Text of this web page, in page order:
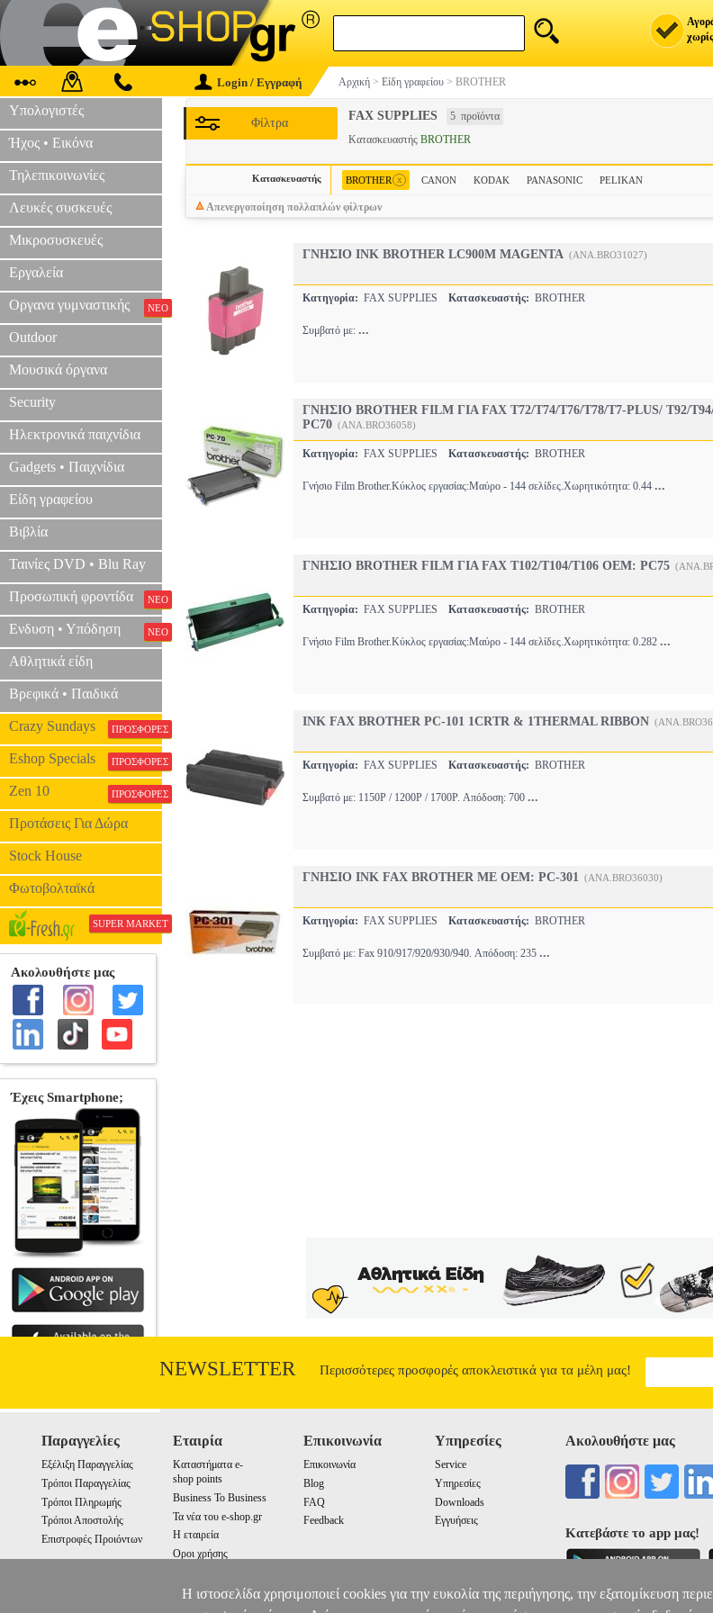
Login / Εγγραφή Αρχική > Είδη γραφείου > BROTHER
Υπολογιστές
Ήχος • Εικόνα
Τηλεπικοινωνίες
Λευκές συσκευές
Μικροσυσκευές
Εργαλεία
Οργανα γυμναστικής ΝΕΟ
Outdoor
Μουσικά όργανα
Security
Ηλεκτρονικά παιχνίδια
Gadgets • Παιχνίδια
Είδη γραφείου
Βιβλία
Ταινίες DVD • Blu Ray
Προσωπική φροντίδα ΝΕΟ
Ενδυση • Υπόδηση ΝΕΟ
Αθλητικά είδη
Βρεφικά • Παιδικά
Crazy Sundays ΠΡΟΣΦΟΡΕΣ
Eshop Specials ΠΡΟΣΦΟΡΕΣ
Zen 10 ΠΡΟΣΦΟΡΕΣ
Προτάσεις Για Δώρα
Stock House
Φωτοβολταϊκά
SUPER MARKET
FAX SUPPLIES 5 προϊόντα
Φίλτρα
Κατασκευαστής BROTHER
Κατασκευαστής BROTHER x CANON KODAK PANASONIC PELIKAN
Απενεργοποίηση πολλαπλών φίλτρων
ΓΝΗΣΙΟ INK BROTHER LC900M MAGENTA (ANA.BRO31027)
Κατηγορία: FAX SUPPLIES Κατασκευαστής: BROTHER
Συμβατό με: ...
ΓΝΗΣΙΟ BROTHER FILM ΓΙΑ FAX T72/T74/T76/T78/T7-PLUS/ T92/
PC70 (ANA.BRO36058)
Κατηγορία: FAX SUPPLIES Κατασκευαστής: BROTHER
Γνήσιο Film Brother.Κύκλος εργασίας:Μαύρο - 144 σελίδες.Χωρητικότητα: 0.44 ...
ΓΝΗΣΙΟ BROTHER FILM ΓΙΑ FAX T102/T104/T106 OEM: PC75
Κατηγορία: FAX SUPPLIES Κατασκευαστής: BROTHER
Γνήσιο Film Brother.Κύκλος εργασίας:Μαύρο - 144 σελίδες.Χωρητικότητα: 0.282 ...
INK FAX BROTHER PC-101 1CRTR & 1THERMAL RIBBON
Κατηγορία: FAX SUPPLIES Κατασκευαστής: BROTHER
Συμβατό με: 1150P / 1200P / 1700P. Απόδοση: 700 ...
ΓΝΗΣΙΟ INK FAX BROTHER ΜΕ OEM: PC-301 (ANA.BRO36030)
Κατηγορία: FAX SUPPLIES Κατασκευαστής: BROTHER
Συμβατό με: Fax 910/917/920/930/940. Απόδοση: 235 ...
NEWSLETTER Περισσότερες προσφορές αποκλειστικά για τα μέλη μας!
Παραγγελίες
Εξέλιξη Παραγγελίας
Τρόποι Παραγγελίας
Τρόποι Πληρωμής
Τρόποι Αποστολής
Επιστροφές Προιόντων
Εταιρία
Καταστήματα e-
shop points
Business To Business
Τα νέα του e-shop.gr
Η εταιρεία
Οροι χρήσης
Επικοινωνία
Επικοινωνία
Blog
FAQ
Feedback
Υπηρεσίες
Service
Υπηρεσίες
Downloads
Εγγυήσεις
Ακολουθήστε μας
Κατεβάστε το app μας!
Η ιστοσελίδα χρησιμοποιεί cookies για την ευκολία της περιήγησης, την εξατομίκευση